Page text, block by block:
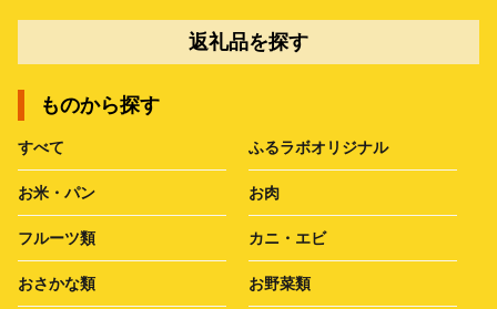
返礼品を探す
ものから探す
すべて ふるラボオリジナル
お米・パン お肉
フルーツ類 カニ・エビ
おさかな類 お野菜類